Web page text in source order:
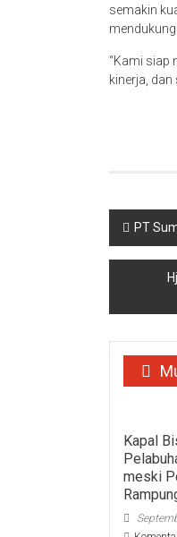
semakin
“Kami siap
kinerja,
pos
PT
Kapal
meski